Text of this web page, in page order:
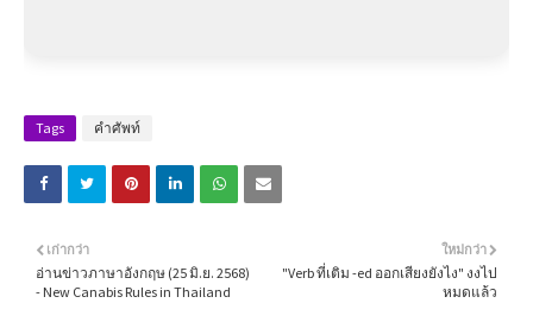
Tags คำศัพท์
ใหม่กว่า
"Verb ที่เติม -ed ออกเสียงยังไง" งงไป
หมดแล้ว
เก่ากว่า
อ่านข่าวภาษาอังกฤษ (25 มิ.ย. 2568)
- New Canabis Rules in Thailand